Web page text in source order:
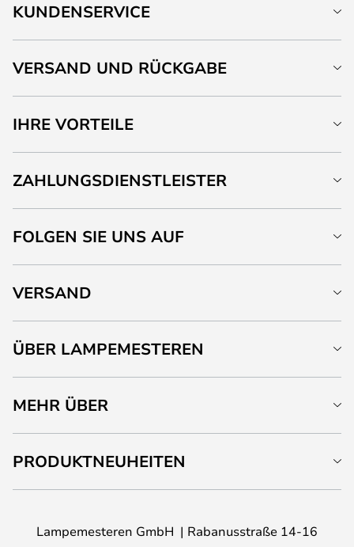
KUNDENSERVICE
VERSAND UND RÜCKGABE
IHRE VORTEILE
ZAHLUNGSDIENSTLEISTER
FOLGEN SIE UNS AUF
VERSAND
ÜBER LAMPEMESTEREN
MEHR ÜBER
PRODUKTNEUHEITEN
Lampemesteren GmbH Rabanusstraße 14-16